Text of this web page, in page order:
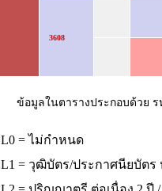
3608
ข้อมูลในตารางประกอบด้วย
L0 = ไม่กำหนด
L1 = วุฒิบัตร/ประกาศนียบัตร